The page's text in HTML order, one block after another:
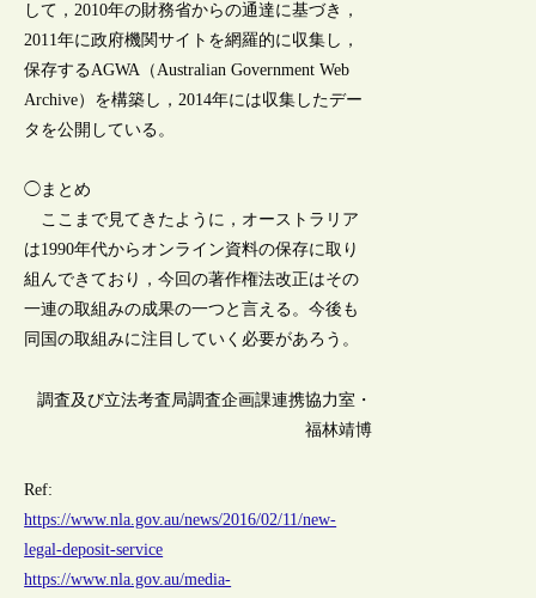
して，2010年の財務省からの通達に基づき，
2011年に政府機関サイトを網羅的に収集し，
保存するAGWA（Australian Government Web
Archive）を構築し，2014年には収集したデー
タを公開している。
◯まとめ
ここまで見てきたように，オーストラリア
は1990年代からオンライン資料の保存に取り
組んできており，今回の著作権法改正はその
一連の取組みの成果の一つと言える。今後も
同国の取組みに注目していく必要があろう。
調査及び立法考査局調査企画課連携協力室・
福林靖博
Ref:
https://www.nla.gov.au/news/2016/02/11/new-
legal-deposit-service
https://www.nla.gov.au/media-